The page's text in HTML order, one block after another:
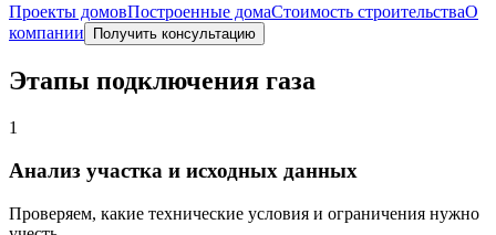
Проекты домовПостроенные домаСтоимость строительстваО
компании
Получить консультацию
Этапы подключения газа
1
Анализ участка и исходных данных
Проверяем, какие технические условия и ограничения нужно